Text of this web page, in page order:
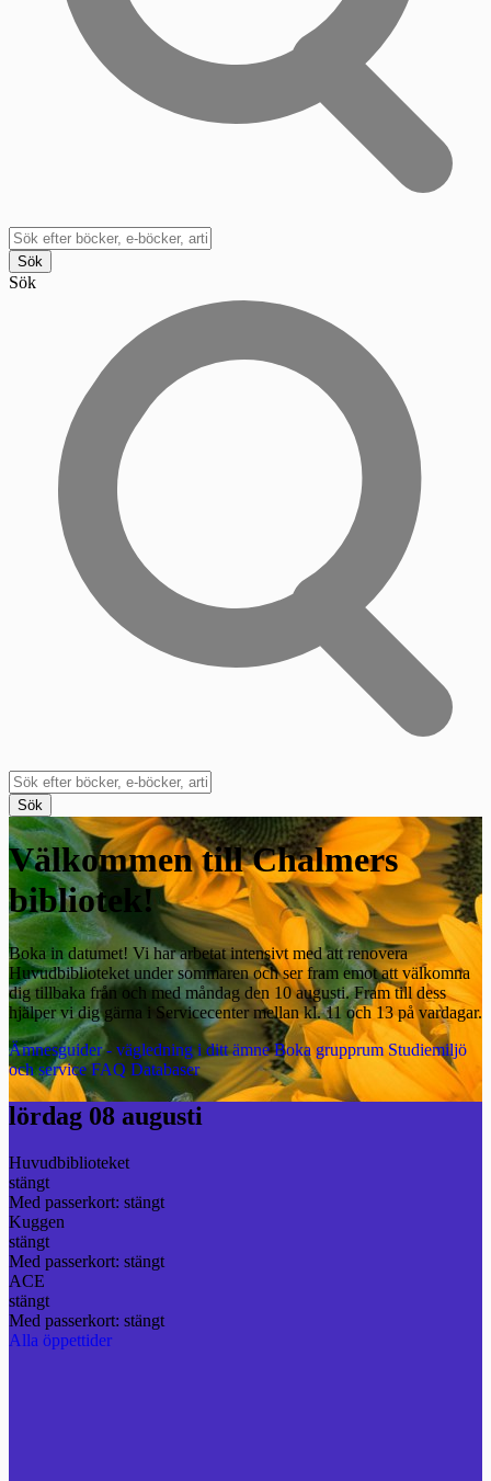
Sök
Sök
Sök
Välkommen till Chalmers
bibliotek!
Boka in datumet! Vi har arbetat intensivt med att renovera
Huvudbiblioteket under sommaren och ser fram emot att välkomna
dig tillbaka från och med måndag den 10 augusti. Fram till dess
hjälper vi dig gärna i Servicecenter mellan kl. 11 och 13 på vardagar.
Ämnesguider - vägledning i ditt ämne Boka grupprum Studiemiljö
och service FAQ Databaser
lördag 08 augusti
Huvudbiblioteket
stängt
Med passerkort: stängt
Kuggen
stängt
Med passerkort: stängt
ACE
stängt
Med passerkort: stängt
Alla öppettider